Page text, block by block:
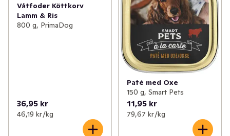
Våtfoder Köttkorv
Lamm & Ris
800 g, PrimaDog
36,95 kr
46,19 kr /kg
Paté med Oxe
150 g, Smart Pets
11,95 kr
79,67 kr /kg